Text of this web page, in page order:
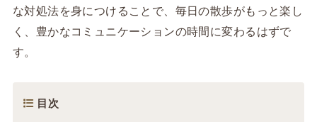
な対処法を身につけることで、毎日の散歩がもっと楽し
く、豊かなコミュニケーションの時間に変わるはずで
す。
目次